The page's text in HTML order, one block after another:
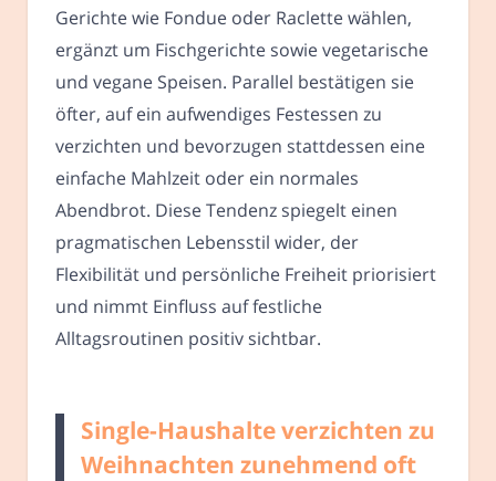
Gerichte wie Fondue oder Raclette wählen,
ergänzt um Fischgerichte sowie vegetarische
und vegane Speisen. Parallel bestätigen sie
öfter, auf ein aufwendiges Festessen zu
verzichten und bevorzugen stattdessen eine
einfache Mahlzeit oder ein normales
Abendbrot. Diese Tendenz spiegelt einen
pragmatischen Lebensstil wider, der
Flexibilität und persönliche Freiheit priorisiert
und nimmt Einfluss auf festliche
Alltagsroutinen positiv sichtbar.
Single-Haushalte verzichten zu
Weihnachten zunehmend oft